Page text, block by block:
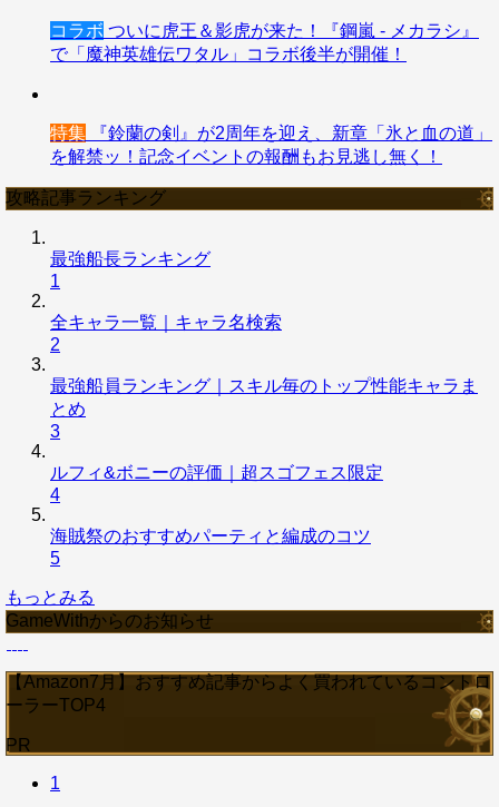
コラボ ついに虎王＆影虎が来た！『鋼嵐 - メカラシ』
で「魔神英雄伝ワタル」コラボ後半が開催！
特集 『鈴蘭の剣』が2周年を迎え、新章「氷と血の道」
を解禁ッ！記念イベントの報酬もお見逃し無く！
攻略記事ランキング
最強船長ランキング
1
全キャラ一覧｜キャラ名検索
2
最強船員ランキング｜スキル毎のトップ性能キャラま
とめ
3
ルフィ&ボニーの評価｜超スゴフェス限定
4
海賊祭のおすすめパーティと編成のコツ
5
もっとみる
GameWithからのお知らせ
【Amazon7月】おすすめ記事からよく買われているコントロ
ーラーTOP4
PR
1